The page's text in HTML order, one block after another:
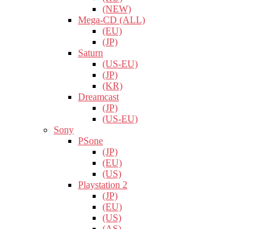
(NEW)
Mega-CD (ALL)
(EU)
(JP)
Saturn
(US-EU)
(JP)
(KR)
Dreamcast
(JP)
(US-EU)
Sony
PSone
(JP)
(EU)
(US)
Playstation 2
(JP)
(EU)
(US)